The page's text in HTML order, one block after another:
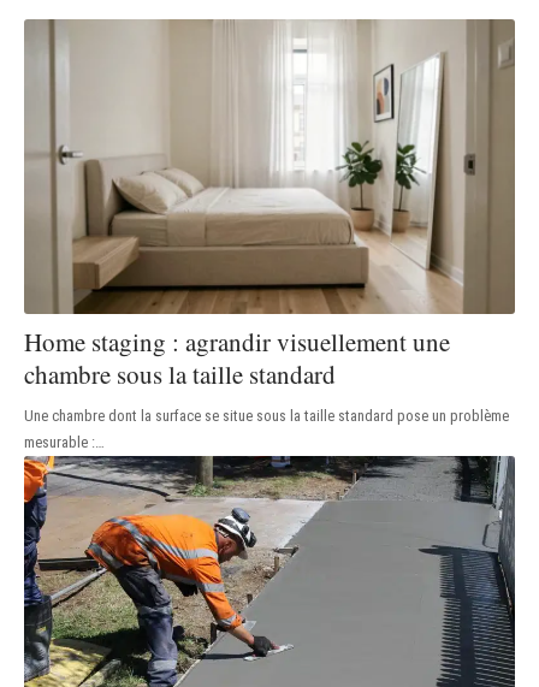
Home staging : agrandir visuellement une
chambre sous la taille standard
Une chambre dont la surface se situe sous la taille standard pose un problème
mesurable :